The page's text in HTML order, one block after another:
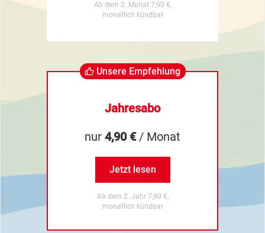
Ab dem 2. Monat 7,90 €,
monatlich kündbar
Unsere Empfehlung
Jahresabo
nur 4,90 €/ Monat
Jetzt lesen
Ab dem 2. Jahr 7,90 €,
monatlich kündbar